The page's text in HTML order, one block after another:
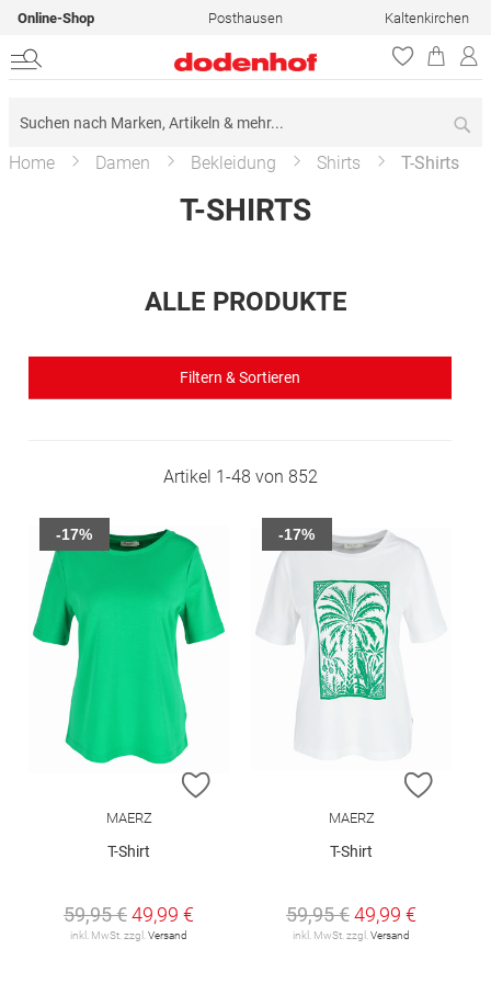
Online-Shop Posthausen Kaltenkirchen
Home Damen Bekleidung Shirts T-Shirts
T-SHIRTS
ALLE PRODUKTE
Filtern & Sortieren
Artikel 1-48 von 852
ZUR WUNSCHLISTE HINZUFÜGEN
MAERZ
T-Shirt
59,95 €49,99 €
inkl. MwSt. zzgl. Versand
-17%
ZUR
MAERZ
T-Shirt
59,95 €49,99 €
inkl. MwSt. zzgl. Versand
-17%